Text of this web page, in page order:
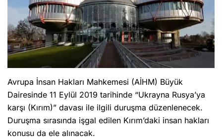
Avrupa İnsan Hakları Mahkemesi (AİHM) Büyük
Dairesinde 11 Eylül 2019 tarihinde “Ukrayna Rusya’ya
karşı (Kırım)” davası ile ilgili duruşma düzenlenecek.
Duruşma sırasında işgal edilen Kırım’daki insan hakları
konusu da ele alınacak.